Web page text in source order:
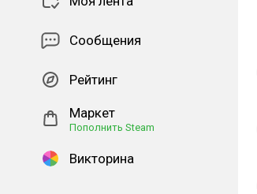
Сообщения
Рейтинг
Маркет
Пополнить Steam
Викторина